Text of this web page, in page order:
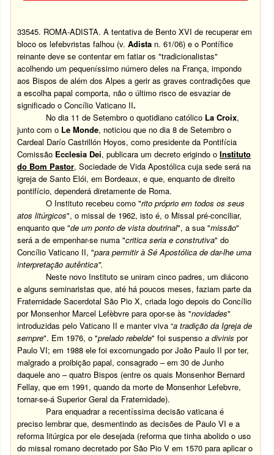
33545. ROMA-ADISTA.A tentativa de Bento XVI de recuperar em
bloco os lefebvristas falhou (v.Adista n. 61/06) e o Pontífice
reinante deve se contentar em fatiar os "tradicionalistas"
acolhendo um pequeníssimo número deles na França, impondo
aos Bispos de além dos Alpes a gerir as graves contradições que
a escolha papal comporta, não o último risco de esvaziar de
significado o Concílio Vaticano II.
No dia 11 de Setembro o quotidiano católico La Croix,
junto com o Le Monde, noticiou que no dia 8 de Setembro o
Cardeal Darío Castrillón Hoyos, como presidente da Pontifícia
Comissão Ecclesia Dei, publicara um decreto erigindo oInstituto
do Bom Pastor, Sociedade de Vida Apostólica cuja sede será na
igreja de Santo Elói, em Bordeaux, e que, enquanto de direito
pontifício, dependerá diretamente de Roma.
O Instituto recebeu como "rito próprio em todos os seus
atos litúrgicos", o missal de 1962, isto é, o Missal pré-conciliar,
enquanto que "de um ponto de vista doutrinal", a sua "missão"
será a de empenhar-se numa "critica seria e construtiva" do
Concílio Vaticano II, "para permitir à Sé Apostólica de dar-lhe uma
interpretação autêntica".
Neste novo Instituto se uniram cinco padres, um diácono
e alguns seminaristas que, até há poucos meses, faziam parte da
Fraternidade Sacerdotal São Pio X, criada logo depois do Concílio
por Monsenhor Marcel Lefèbvre para opor-se às "novidades"
introduzidas pelo Vaticano II e manter viva “a tradição da Igreja de
sempre". Em 1976, o "prelado rebelde" foi suspensoa divinis por
Paulo VI; em 1988 ele foi excomungado por João Paulo II por ter,
malgrado a proibição papal, consagrado – em 30 de Junho
daquele ano – quatro Bispos (entre os quais Monsenhor Bernard
Fellay, que em 1991, quando da morte de Monsenhor Lefebvre,
tornar-se-á Superior Geral da Fraternidade).
Para enquadrar a recentíssima decisão vaticana é
preciso lembrar que, desmentindo as decisões de Paulo VI e a
reforma litúrgica por ele desejada (reforma que tinha abolido o uso
do missal romano decretado por São Pio V em 1570 para aplicar o